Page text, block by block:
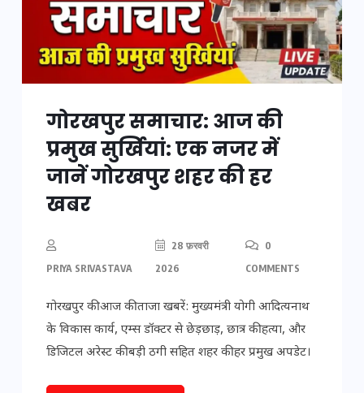
गोरखपुर समाचार: आज की
प्रमुख सुर्खियां: एक नजर में
जानें गोरखपुर शहर की हर
खबर
PRIYA SRIVASTAVA
28 फ़रवरी
2026
0
COMMENTS
गोरखपुर की आज की ताजा खबरें: मुख्यमंत्री योगी आदित्यनाथ
के विकास कार्य, एम्स डॉक्टर से छेड़छाड़, छात्र की हत्या, और
डिजिटल अरेस्ट की बड़ी ठगी सहित शहर की हर प्रमुख अपडेट।